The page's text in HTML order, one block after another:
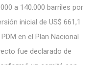
a 140.000 barriles por
inicial de US$ 661,1
en el Plan Nacional
fue declarado de